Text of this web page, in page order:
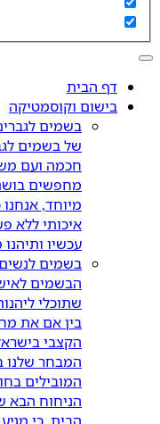
דף הבית
בישום וקוסמטיקה
בשמים לגברים
של בשמים
חכמה ועם
מחפשים בושם
מיוחד,
איכותי ללא
עכשיו
בשמים לנשים
הבשמים
שתוכלי
בין אם את
הקצבי
המבחר שלנו
המובילים
הניחוח הבא